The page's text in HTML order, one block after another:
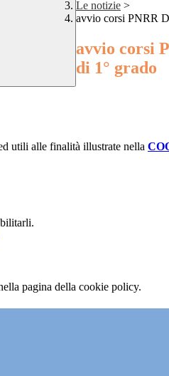
Le notizie >
avvio corsi PNRR
avvio corsi
di 1° grado
utili alle finalità illustrate nella
pagina della cookie policy.